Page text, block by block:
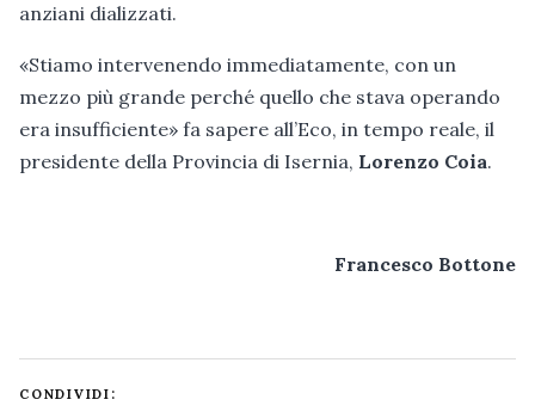
anziani dializzati.
«Stiamo intervenendo immediatamente, con un
mezzo più grande perché quello che stava operando
era insufficiente» fa sapere all’Eco, in tempo reale, il
presidente della Provincia di Isernia, Lorenzo Coia.
Francesco Bottone
CONDIVIDI: